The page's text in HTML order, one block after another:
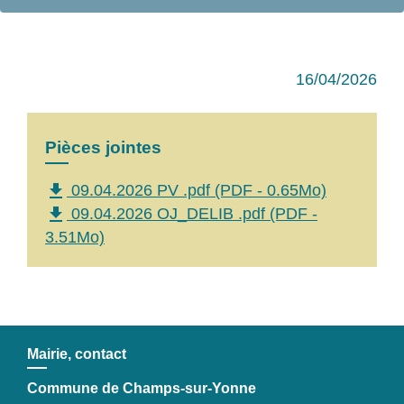
16/04/2026
Pièces jointes
file_download 09.04.2026 PV .pdf (PDF - 0.65Mo)
file_download 09.04.2026 OJ_DELIB .pdf (PDF -
3.51Mo)
Mairie, contact
Commune de Champs-sur-Yonne